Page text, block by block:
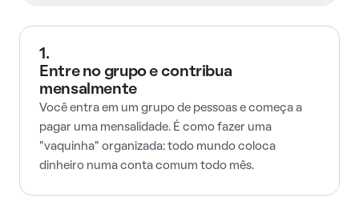
1.
Entre no grupo e contribua
mensalmente
Você entra em um grupo de pessoas e começa a
pagar uma mensalidade. É como fazer uma
"vaquinha" organizada: todo mundo coloca
dinheiro numa conta comum todo mês.